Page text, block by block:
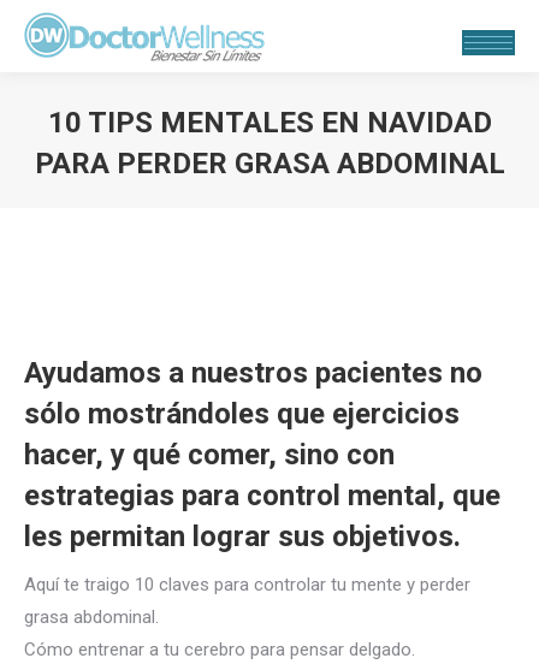
10 TIPS MENTALES EN NAVIDAD
PARA PERDER GRASA ABDOMINAL
Ayudamos a nuestros pacientes no
sólo mostrándoles que ejercicios
hacer, y qué comer, sino con
estrategias para control mental, que
les permitan lograr sus objetivos.
Aquí te traigo 10 claves para controlar tu mente y perder
grasa abdominal.
Cómo entrenar a tu cerebro para pensar delgado.